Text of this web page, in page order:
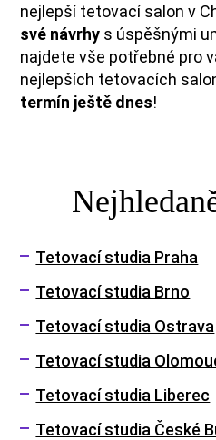
nejlepší tetovací salon v
své návrhy s úspěšnými
najdete vše potřebné pro
nejlepších tetovacích
termín ještě dnes!
Tetovací studia Praha
Tetovací studia Brno
Tetovací studia Ostrava
Tetovací studia
Tetovací studia Liberec
Tetovací studia České